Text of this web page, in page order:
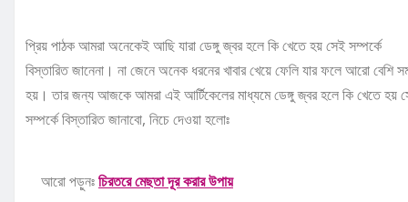
প্রিয় পাঠক আমরা অনেকেই আছি যারা ডেঙ্গু জ্বর হলে কি খেতে হয় সেই সম্পর্কে
বিস্তারিত জানেনা। না জেনে অনেক ধরনের খাবার খেয়ে ফেলি যার ফলে আরো বেশি
হয়। তার জন্য আজকে আমরা এই আর্টিকেলের মাধ্যমে ডেঙ্গু জ্বর হলে কি খেতে হয়
সম্পর্কে বিস্তারিত জানাবো, নিচে দেওয়া হলোঃ
আরো পড়ুনঃচিরতরে মেছতা দূর করার উপায়